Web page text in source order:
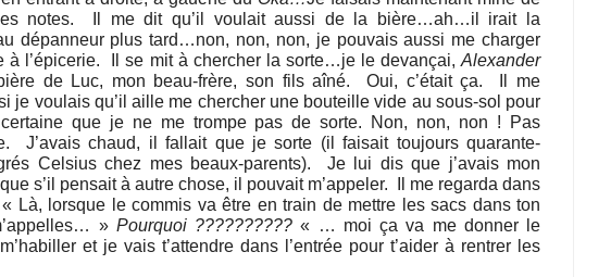
notes.
Il me dit qu’il voulait aussi de la bière…ah…il irait la
dépanneur plus tard…non, non, non, je pouvais aussi me charger
à l’épicerie.
Il se mit à chercher la sorte…je le devançai,Alexander
de Luc, mon beau-frère, son fils aîné. Oui, c’était ça.
Il me
je voulais qu’il aille me chercher une bouteille vide au sous-sol pour
que je ne me trompe pas de sorte. Non, non, non ! Pas
J’avais chaud, il fallait que je sorte (il faisait toujours quarante-
Celsius chez mes beaux-parents).
Je lui dis que j’avais mon
s’il pensait à autre chose, il pouvait m’appeler.
Il me regarda dans
« Là, lorsque le commis va être en train de mettre les sacs dans ton
» Pourquoi ?????????? « … moi ça va me donner le
et je vais t’attendre dans l’entrée pour t’aider à rentrer les